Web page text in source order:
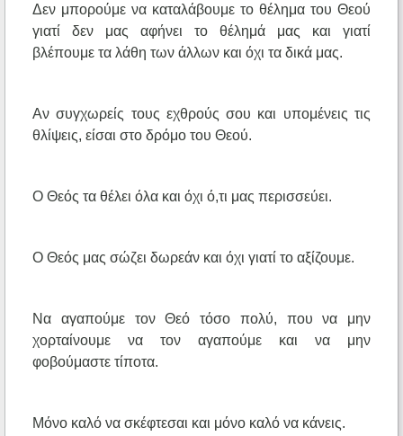
Δεν μπορούμε να καταλάβουμε το θέλημα του Θεού
γιατί δεν μας αφήνει το θέλημά μας και γιατί
βλέπουμε τα λάθη των άλλων και όχι τα δικά μας.
Αν συγχωρείς τους εχθρούς σου και υπομένεις τις
θλίψεις, είσαι στο δρόμο του Θεού.
Ο Θεός τα θέλει όλα και όχι ό,τι μας περισσεύει.
Ο Θεός μας σώζει δωρεάν και όχι γιατί το αξίζουμε.
Να αγαπούμε τον Θεό τόσο πολύ, που να μην
χορταίνουμε να τον αγαπούμε και να μην
φοβούμαστε τίποτα.
Μόνο καλό να σκέφτεσαι και μόνο καλό να κάνεις.